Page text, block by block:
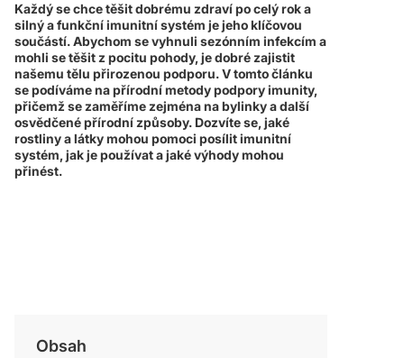
Každý se chce těšit dobrému zdraví po celý rok a
silný a funkční imunitní systém je jeho klíčovou
součástí. Abychom se vyhnuli sezónním infekcím a
mohli se těšit z pocitu pohody, je dobré zajistit
našemu tělu přirozenou podporu. V tomto článku
se podíváme na přírodní metody podpory imunity,
přičemž se zaměříme zejména na bylinky a další
osvědčené přírodní způsoby. Dozvíte se, jaké
rostliny a látky mohou pomoci posílit imunitní
systém, jak je používat a jaké výhody mohou
přinést.
Obsah